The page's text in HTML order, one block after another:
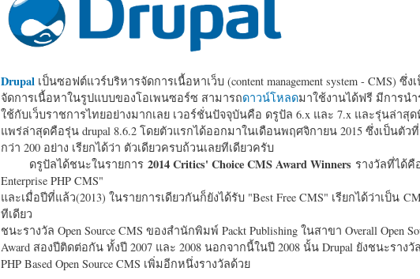
Drupalเป็นซอฟต์แวร์บริหารจัดการเนื้อหาเว็บ (content management system - CMS) ซึ่ง
จัดการเนื้อหาในรูปแบบของโอเพนซอร์ซ สามารถดาวน์โหลดมาใช้งานได้ฟรี มีการน
ใช้กับเว็บราชการไทยอย่างมากเลย เวอร์ชั่นปัจจุบันคือ ดรูปัล 6.x และ 7.x และรุ่นล่าสุด
แพร่ล่าสุดคือรุ่น drupal 8.6.2 โดยตัวแรกได้ออกมาในเดือนพฤศจิกายน 2015 ซึ่งเป็นตั
กว่า 200 อย่าง เรียกได้ว่า ตัวเดียวครบถ้วนเลยทีเดียวครับ
ดรูปัลได้ชนะในรายการ 2014 Critics' Choice CMS Award Winners รางวัลที่ได้คื
Enterprise PHP CMS"
และเมื่อปีที่แล้ว(2013) ในรายการเดียวกันก็ยังได้รับ "Best Free CMS" เรียกได้ว่าเป็น
ทีเดียว
ชนะรางวัล Open Source CMS ของสำนักพิมพ์ Packt Publishing ในสาขา Overall Open
Award สองปีติดต่อกัน ทั้งปี 2007 และ 2008 นอกจากนี้ในปี 2008 นั้น Drupal ยังชนะรางวั
PHP Based Open Source CMS เพิ่มอีกหนึ่งรางวัลด้วย